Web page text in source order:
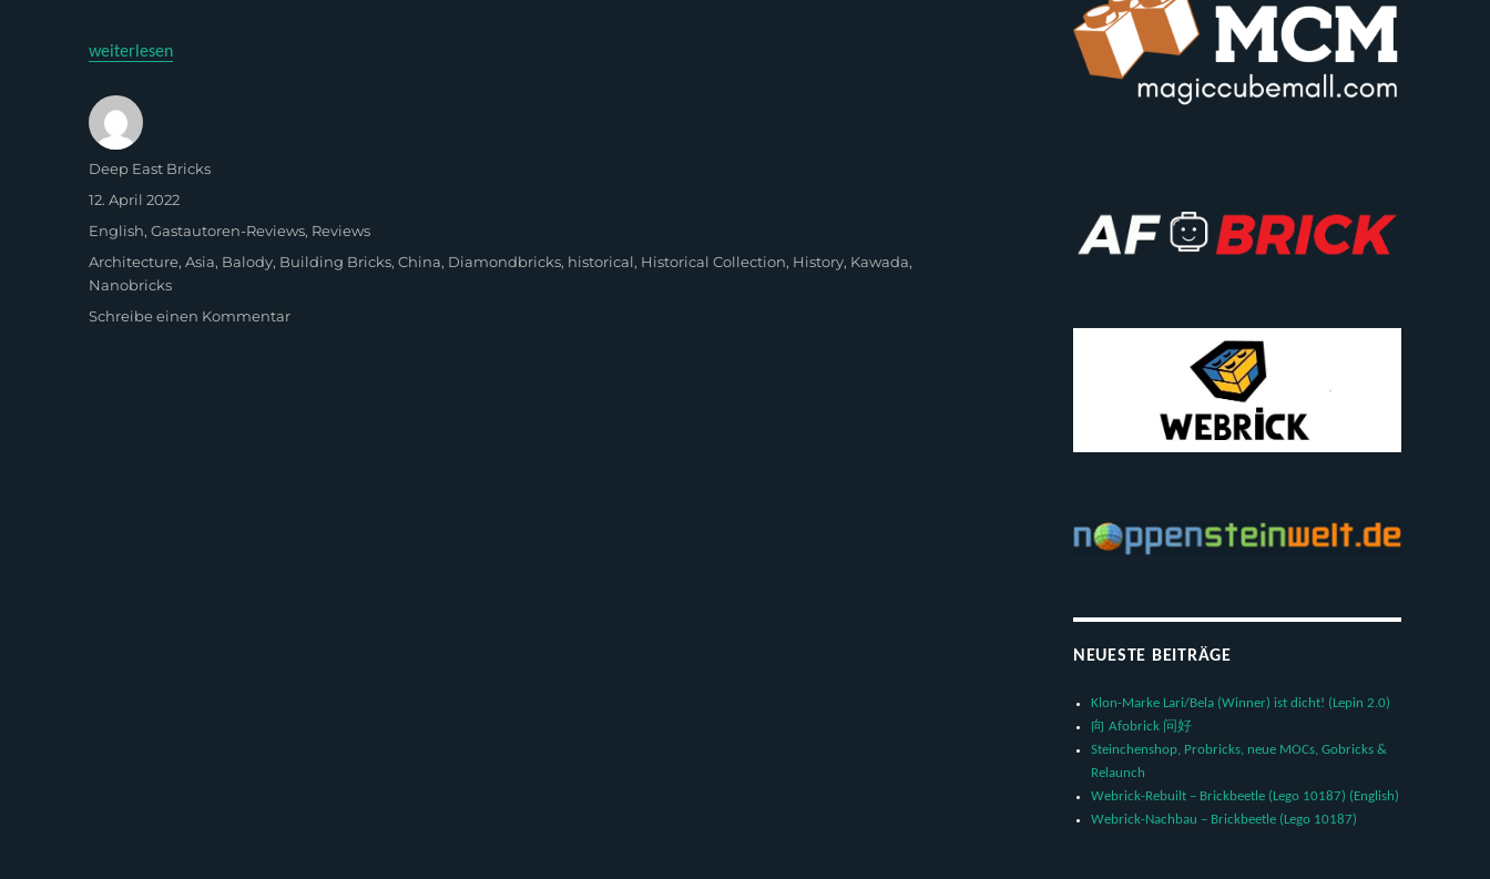
„Balody 16164 – Xian Bell Tower (English)“
weiterlesen
Autor
Deep East Bricks
Veröffentlicht
12. April 2022
Kategorien
English,Gastautoren-Reviews, Reviews
Schlagwörter
Architecture,Asia, Balody, Building Bricks,China, Diamondbricks, historical, Historical Collection, History, Kawada,
Nanobricks
Schreibe einen Kommentarzu
NEUESTE BEITRÄGE
Klon-Marke Lari/Bela (Winner) ist dicht! (Lepin 2.0)
向 Afobrick 问好
Steinchenshop, Probricks, neue MOCs, Gobricks &
Relaunch
Webrick-Rebuilt – Brickbeetle (Lego 10187) (English)
Webrick-Nachbau – Brickbeetle (Lego 10187)